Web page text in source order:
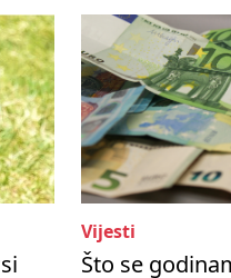
Vijesti
Što se